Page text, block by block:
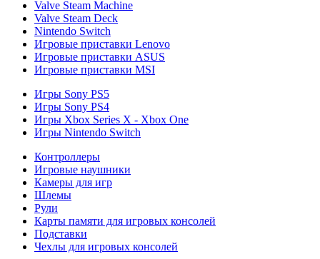
Valve Steam Machine
Valve Steam Deck
Nintendo Switch
Игровые приставки Lenovo
Игровые приставки ASUS
Игровые приставки MSI
Игры Sony PS5
Игры Sony PS4
Игры Xbox Series X - Xbox One
Игры Nintendo Switch
Контроллеры
Игровые наушники
Камеры для игр
Шлемы
Рули
Карты памяти для игровых консолей
Подставки
Чехлы для игровых консолей